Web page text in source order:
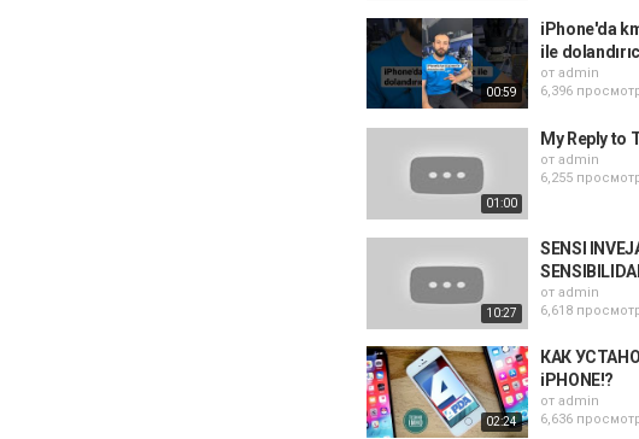
00:59
iPhone'da
ile
от admin
6,396
01:00
My Reply to
от admin
6,255
10:27
SENSI
от admin
6,618
02:24
КАК
iPHONE!?
от admin
6,636